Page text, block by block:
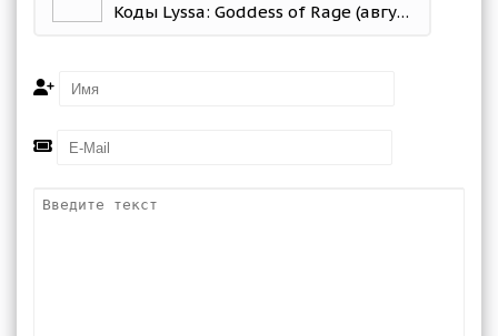
Коды Lyssa: Goddess of Rage (август 2026) — актуальные промокоды и бонусы